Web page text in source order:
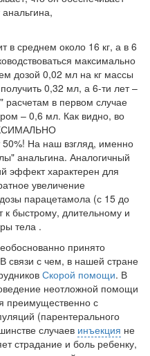
в среднем около 16 кг, а в 6
максимально
дозой 0,02 мл на кг массы
0,32 мл, а 6-ти лет –
в первом случае
– 0,6 мл. Как видно, во
50%! На наш взгляд, именно
анальгина. Аналогичный
эффект характерен для
увеличение
парацетамола (с 15 до
к быстрому, длительному и
тела .
принято
связи с чем, в нашей стране
Скорой помощи. В
неотложной помощи
преимущественно с
(парентерального
случаев инъекция не
страдание и боль ребенку,